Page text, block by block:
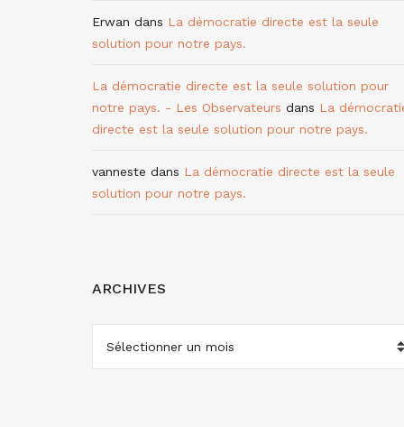
Erwan dans La démocratie directe est la seule
solution pour notre pays.
La démocratie directe est la seule solution pour
notre pays. - Les Observateurs dans La
directe est la seule solution pour notre pays.
vanneste dans La démocratie directe est la seule
solution pour notre pays.
ARCHIVES
ARCHIVES